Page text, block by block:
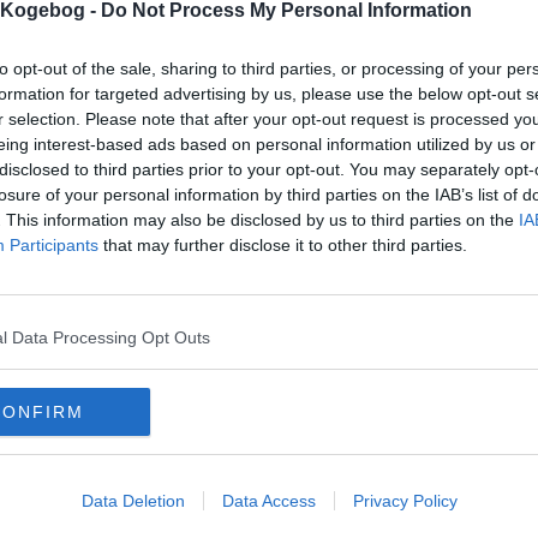
- Do Not Process My Personal Information
opt-out of the sale, sharing to third parties, or processing of your
for targeted advertising by us, please use the below opt-out
selection. Please note that after your opt-out request is processed
interest-based ads based on personal information utilized by us
to third parties prior to your opt-out. You may separately
of your personal information by third parties on the IAB’s list of
This information may also be disclosed by us to third parties on the
Participants that may further disclose it to other third parties.
Data Processing Opt Outs
Data Deletion Data Access Privacy Policy
skal godkendes før den bliver synlig
-2012-08-20 16:54:46
er intet problem den ser mega nem ud kunne godt tænke og lave den!
-2011-10-07 19:57:43
- Privatlivspolitik - Kontakt - Om os - Copyright © Alletiders